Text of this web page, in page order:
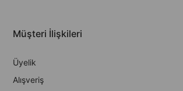
Müşteri İlişkileri
Üyelik
Alışveriş